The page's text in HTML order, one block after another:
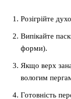
Розігрійте
Випікайте
форми).
Якщо верх
вологим
Готовність